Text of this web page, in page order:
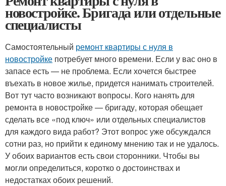
новостройке. Бригада или отдельные
специалисты
Самостоятельный ремонт квартиры с нуля в
новостройке потребует много времени. Если у вас оно в
запасе есть — не проблема. Если хочется быстрее
въехать в новое жилье, придется нанимать строителей.
Вот тут часто возникают вопросы. Кого нанять для
ремонта в новостройке — бригаду, которая обещает
сделать все «под ключ» или отдельных специалистов
для каждого вида работ? Этот вопрос уже обсуждался
сотни раз, но прийти к единому мнению так и не удалось.
У обоих вариантов есть свои сторонники. Чтобы вы
могли определиться, коротко о достоинствах и
недостатках обоих решений.